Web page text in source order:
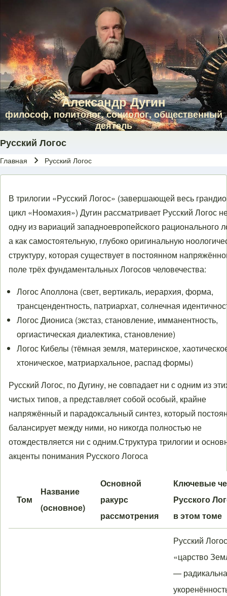
Перейти к основному содержанию
Александр Дугин
философ, политолог, социолог, общественный
деятель
Русский Логос
Главная Русский Логос
В трилогии «Русский Логос» (завершающей весь
цикл «Ноомахия») Дугин рассматривает Русский Логос
одну из вариаций западноевропейского рационального
а как самостоятельную, глубоко оригинальную
структуру, которая существует в постоянном
поле трёх фундаментальных Логосов человечества:
Логос Аполлона (свет, вертикаль, иерархия, форма,
трансцендентность, патриархат, солнечная
Логос Диониса (экстаз, становление, имманентность,
оргиастическая диалектика, становление)
Логос Кибелы (тёмная земля, материнское,
хтоническое, матриархальное, распад формы)
Русский Логос, по Дугину, не совпадает ни с одним из
чистых типов, а представляет собой особый, крайне
напряжённый и парадоксальный синтез, который
балансирует между ними, но никогда полностью не
отождествляется ни с одним.Структура трилогии и
акценты понимания Русского Логоса
Том
Название
(основное)
Основной
ракурс
рассмотрения
Ключевые
Русского
в этом томе
Русский
«царство
—